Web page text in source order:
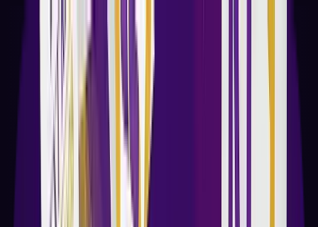
მთავარი
სერვისები
ჩვენ შესახებ
პროექტები
ბლოგი
კონტაქტი
დაგვიკავშირდით